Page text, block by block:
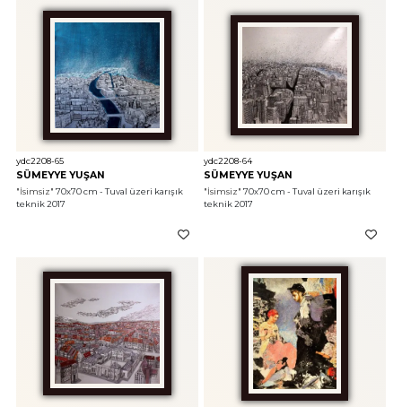
ydc2208-65
SÜMEYYE YUŞAN
"İsimsiz" 70x70 cm - Tuval üzeri karışık
teknik 2017
ydc2208-64
SÜMEYYE YUŞAN
"İsimsiz" 70x70 cm - Tuval üzeri karışık
teknik 2017